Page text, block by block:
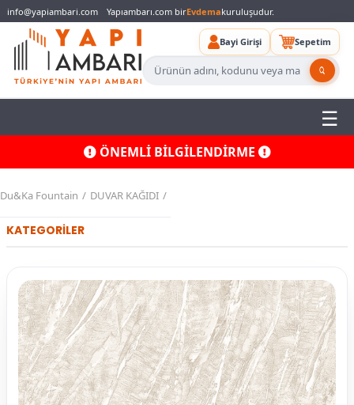
info@yapiambari.com Yapıambarı.com birEvdemakuruluşudur.
Bayi Girişi Sepetim
ÖNEMLİ BİLGİLENDİRME
Du&Ka Fountain DUVAR KAĞIDI
KATEGORİLER